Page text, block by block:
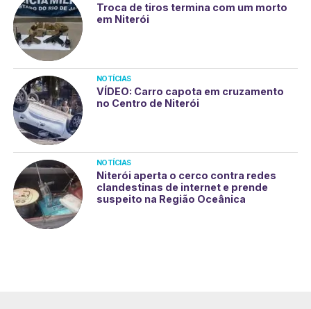
Troca de tiros termina com um morto
em Niterói
NOTÍCIAS
VÍDEO: Carro capota em cruzamento
no Centro de Niterói
NOTÍCIAS
Niterói aperta o cerco contra redes
clandestinas de internet e prende
suspeito na Região Oceânica